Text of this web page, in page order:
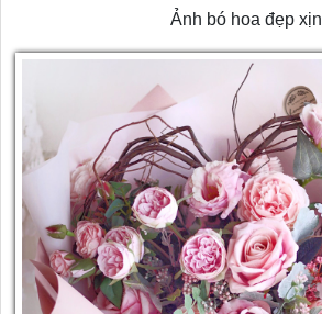
Ảnh bó hoa đẹp xịn